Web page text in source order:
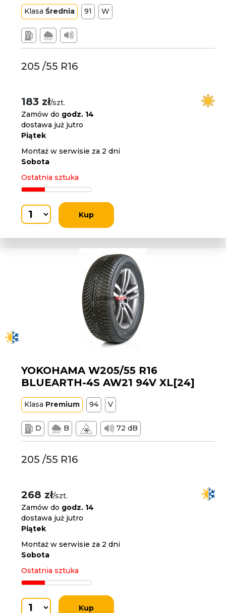
KlasaŚrednia 91 W
205 /55 R16
183 zł/szt.
Zamów do godz. 14
dostawa już jutro
Piątek
Montaż w serwisie za 2 dni
Sobota
Ostatnia sztuka
Kup
YOKOHAMA W205/55 R16
BLUEARTH-4S AW21 94V XL[24]
Klasa Premium 94 V
D B 72 dB
205 /55 R16
268 zł/szt.
Zamów do godz. 14
dostawa już jutro
Piątek
Montaż w serwisie za 2 dni
Sobota
Ostatnia sztuka
Kup